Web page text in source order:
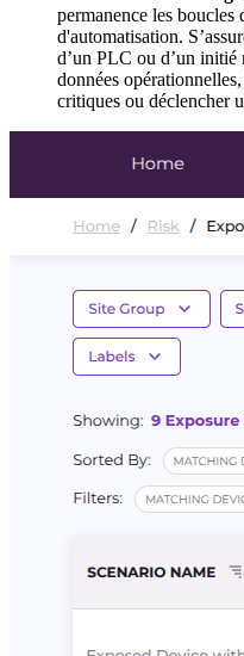
permanence les boucles
d'automatisation.
d’un PLC ou d’un initié
données
critiques ou déclencher